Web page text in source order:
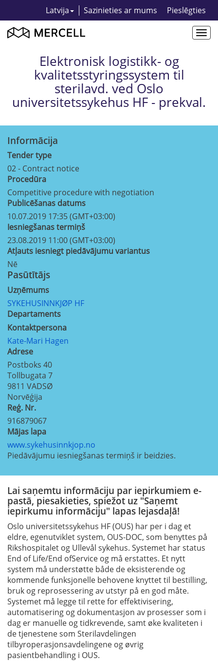
Latvija Sazinieties ar mums Pieslēgties
Elektronisk logistikk- og
kvalitetsstyringssystem til
sterilavd. ved Oslo
universitetssykehus HF - prekval.
Informācija
Tender type
02 - Contract notice
Procedūra
Competitive procedure with negotiation
Publicēšanas datums
10.07.2019 17:35 (GMT+03:00)
Iesniegšanas termiņš
23.08.2019 11:00 (GMT+03:00)
Atļauts iesniegt piedāvājumu variantus
Nē
Pasūtītājs
Uzņēmums
SYKEHUSINNKJØP HF
Departaments
Kontaktpersona
Kate-Mari Hagen
Adrese
Postboks 40
Tollbugata 7
9811 VADSØ
Norvēģija
Reģ. Nr.
916879067
Mājas lapa
www.sykehusinnkjop.no
Piedāvājumu iesniegšanas termiņš ir beidzies.
Lai saņemtu informāciju par iepirkumiem e-
pastā, piesakieties, spiežot uz "Saņemt
iepirkumu informāciju" lapas lejasdaļā!
Oslo universitetssykehus HF (OUS) har per i dag et
eldre, egenutviklet system, OUS-DOC, som benyttes på
Rikshospitalet og Ullevål sykehus. Systemet har status
End of Life/End ofService og må erstattes. Et nytt
system må understøtte både de eksisterende og
kommende funksjonelle behovene knyttet til bestilling,
bruk og reprosessering av utstyr på en god måte.
Systemet må legge til rette for effektivisering,
automatisering og dokumentasjon av prosesser som i
dag er manuelle og tidkrevende, samt øke kvaliteten i
de tjenestene som Sterilavdelingen
tilbyroperasjonsavdelingene og øvrig
pasientbehandling i OUS.